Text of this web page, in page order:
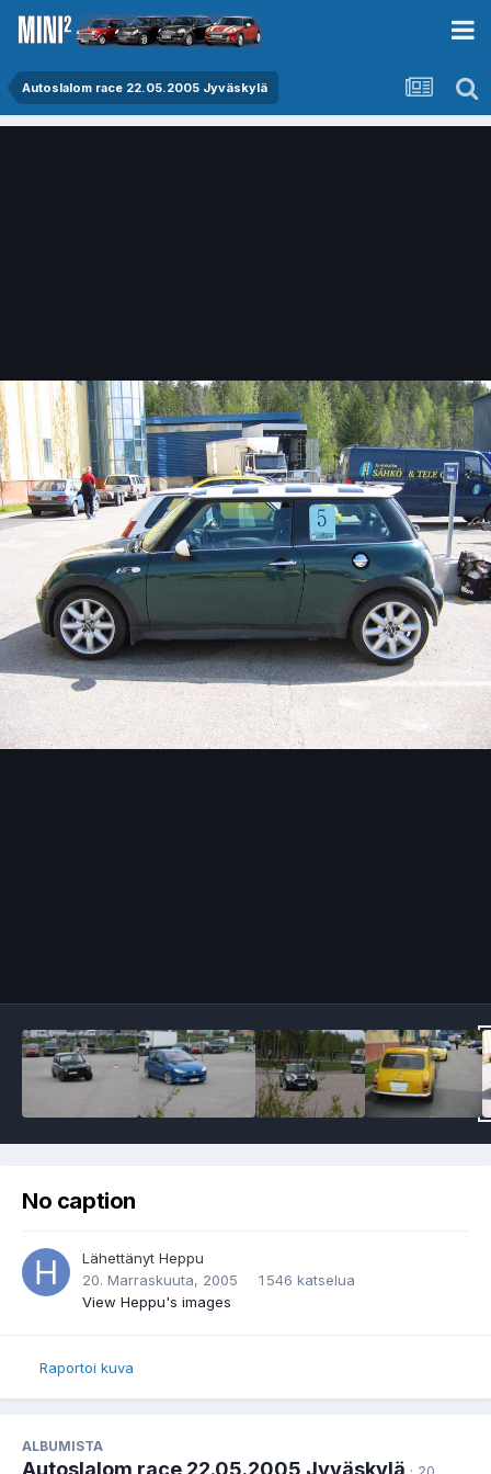
Autoslalom race 22.05.2005 Jyväskylä
No caption
Lähettänyt Heppu
20. Marraskuuta, 2005
1 546 katselua
View Heppu's images
Raportoi kuva
ALBUMISTA
Autoslalom race 22.05.2005 Jyväskylä